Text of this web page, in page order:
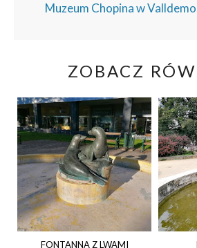
Muzeum Chopina w
ZOBACZ
FONTANNA Z LWAMI